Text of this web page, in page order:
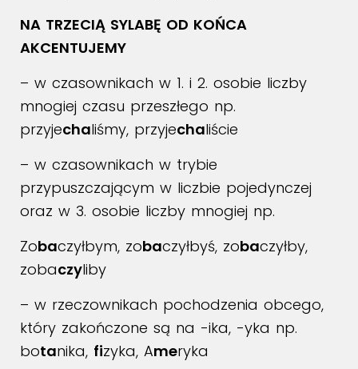
NA TRZECIĄ SYLABĘ OD KOŃCA
AKCENTUJEMY
– w czasownikach w 1. i 2. osobie liczby
mnogiej czasu przeszłego np.
przyjechaliśmy, przyjechaliście
– w czasownikach w trybie
przypuszczającym w liczbie pojedynczej
oraz w 3. osobie liczby mnogiej np.
Zobaczyłbym, zobaczyłbyś, zobaczyłby,
zobaczyliby
– w rzeczownikach pochodzenia obcego,
który zakończone są na -ika, -yka np.
botanika, fizyka, Ameryka